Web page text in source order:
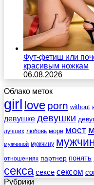
Фут-фетиш или
красивым ножкам
06.08.2026
Облако меток
girl love porn without
девушке девушки
лучших любовь море мост
мужчиной мужчину
отношениях партнер понять
секса сексе сексом
Рубрики